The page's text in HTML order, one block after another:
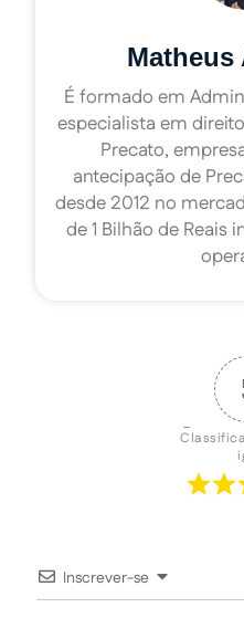
Matheus
É formado em
especialista em
Precato,
antecipação de
desde 2012 no
de 1 Bilhão de Reais
Inscrever-se